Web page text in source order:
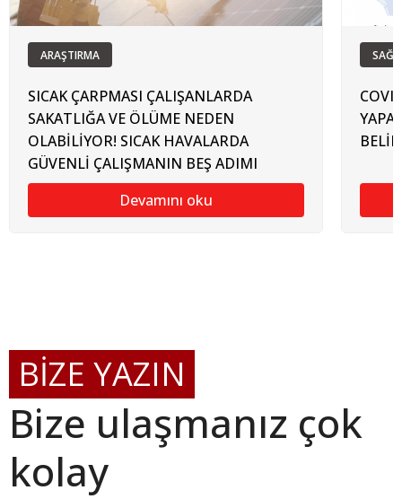
ARAŞTIRMA
SICAK ÇARPMASI ÇALIŞANLARDA
SAKATLIĞA VE ÖLÜME NEDEN
OLABİLİYOR! SICAK HAVALARDA
GÜVENLİ ÇALIŞMANIN BEŞ ADIMI
Devamını oku
BİZE YAZIN
Bize ulaşmanız çok
kolay